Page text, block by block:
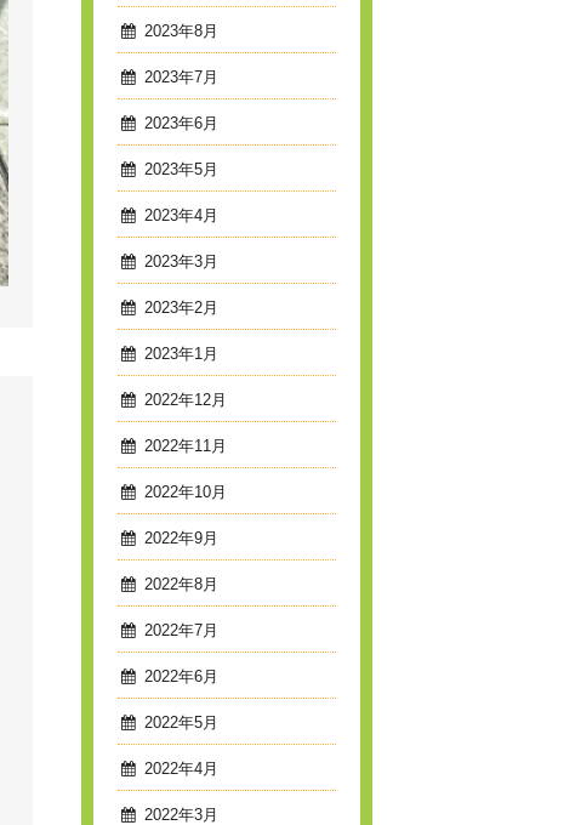
2023年8月
2023年7月
2023年6月
2023年5月
2023年4月
2023年3月
2023年2月
2023年1月
2022年12月
2022年11月
2022年10月
2022年9月
2022年8月
2022年7月
2022年6月
2022年5月
2022年4月
2022年3月